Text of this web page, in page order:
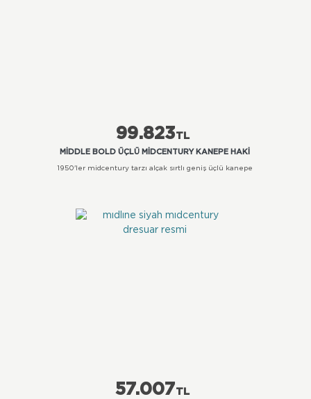
99.823TL
MIDDLE BOLD ÜÇLÜ MIDCENTURY KANEPE HAKI
1950'ler midcentury tarzı alçak sırtlı geniş üçlü kanepe
57.007TL